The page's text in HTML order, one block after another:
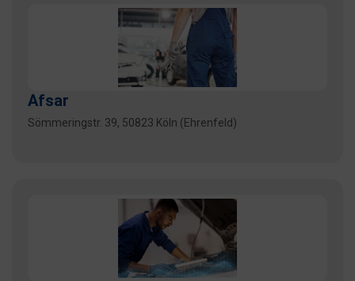
Afsar
Sömmeringstr. 39, 50823 Köln (Ehrenfeld)